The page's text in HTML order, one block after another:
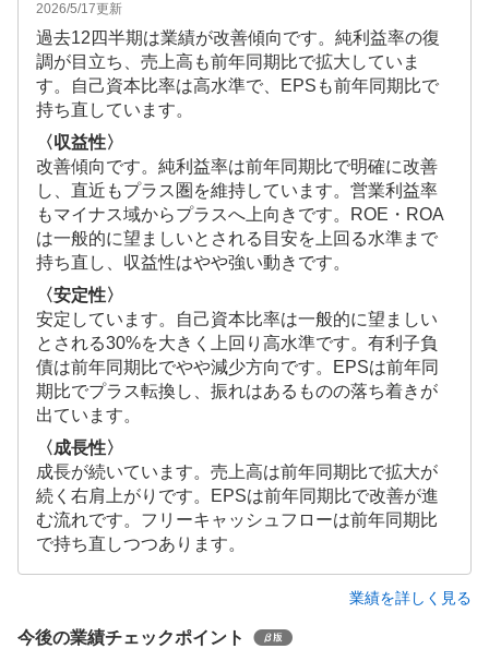
2026/5/17更新
過去12四半期は業績が改善傾向です。純利益率の復
調が目立ち、売上高も前年同期比で拡大していま
す。自己資本比率は高水準で、EPSも前年同期比で
持ち直しています。
〈収益性〉
改善傾向です。純利益率は前年同期比で明確に改善
し、直近もプラス圏を維持しています。営業利益率
もマイナス域からプラスへ上向きです。ROE・ROA
は一般的に望ましいとされる目安を上回る水準まで
持ち直し、収益性はやや強い動きです。
〈安定性〉
安定しています。自己資本比率は一般的に望ましい
とされる30%を大きく上回り高水準です。有利子負
債は前年同期比でやや減少方向です。EPSは前年同
期比でプラス転換し、振れはあるものの落ち着きが
出ています。
〈成長性〉
成長が続いています。売上高は前年同期比で拡大が
続く右肩上がりです。EPSは前年同期比で改善が進
む流れです。フリーキャッシュフローは前年同期比
で持ち直しつつあります。
業績を詳しく見る
今後の業績チェックポイント